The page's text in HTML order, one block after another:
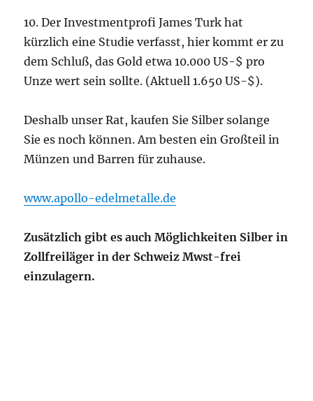
10. Der Investmentprofi James Turk hat
kürzlich eine Studie verfasst, hier kommt er zu
dem Schluß, das Gold etwa 10.000 US-$ pro
Unze wert sein sollte. (Aktuell 1.650 US-$).
Deshalb unser Rat, kaufen Sie Silber solange
Sie es noch können. Am besten ein Großteil in
Münzen und Barren für zuhause.
www.apollo-edelmetalle.de
Zusätzlich gibt es auch Möglichkeiten Silber in
Zollfreiläger in der Schweiz Mwst-frei
einzulagern.